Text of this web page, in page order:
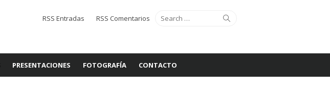
Search
for:
RSS Entradas RSS Comentarios
PRESENTACIONES FOTOGRAFÍA CONTACTO